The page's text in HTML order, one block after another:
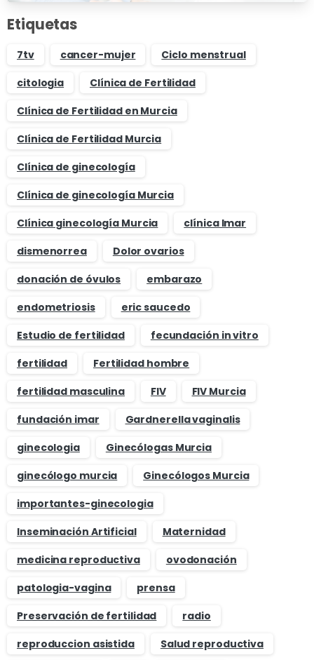
Etiquetas
7tv cancer-mujer
Ciclo menstrual
citologia
Clínica de Fertilidad
Clínica de Fertilidad en Murcia
Clínica de Fertilidad Murcia
Clínica de ginecología
Clínica de ginecología Murcia
Clínica ginecología Murcia
clínica Imar
dismenorrea
Dolor ovarios
donación de óvulos
embarazo
endometriosis
eric saucedo
Estudio de fertilidad
fecundación in vitro
fertilidad
Fertilidad hombre
fertilidad masculina
FIV
FIV Murcia
fundación imar
Gardnerella vaginalis
ginecologia
Ginecólogas Murcia
ginecólogo murcia
Ginecólogos Murcia
importantes-ginecologia
Inseminación Artificial
Maternidad
medicina reproductiva
ovodonación
patologia-vagina
prensa
Preservación de fertilidad
radio
reproduccion asistida
Salud reproductiva